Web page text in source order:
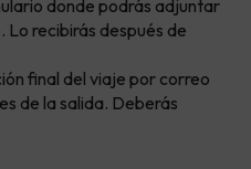
donde podrás adjuntar
recibirás después de
final del viaje por correo
de la salida. Deberás